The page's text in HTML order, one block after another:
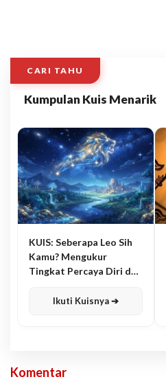
CARI TAHU
Kumpulan Kuis Menarik
KUIS: Seberapa Leo Sih
Kamu? Mengukur
Tingkat Percaya Diri dan
Ikuti Kuisnya ➔
Komentar